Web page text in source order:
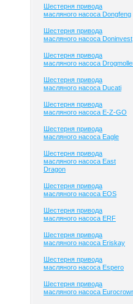
Шестерня привода
масляного насоса Dongfeng
Шестерня привода
масляного насоса Doninvest
Шестерня привода
масляного насоса
Шестерня привода
масляного насоса Ducati
Шестерня привода
масляного насоса E-Z-GO
Шестерня привода
масляного насоса Eagle
Шестерня привода
масляного насоса East
Dragon
Шестерня привода
масляного насоса EOS
Шестерня привода
масляного насоса ERF
Шестерня привода
масляного насоса Eriskay
Шестерня привода
масляного насоса Espero
Шестерня привода
масляного насоса